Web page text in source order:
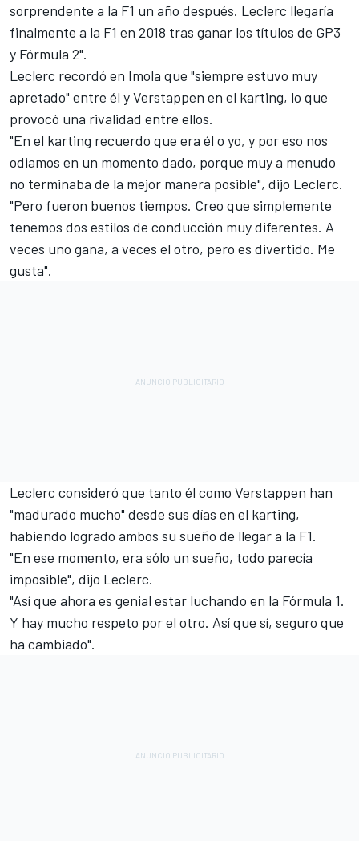
sorprendente a la F1 un año después. Leclerc llegaría
finalmente a la F1 en 2018 tras ganar los títulos de GP3
y Fórmula 2".
Leclerc recordó en Imola que "siempre estuvo muy
apretado" entre él y Verstappen en el karting, lo que
provocó una rivalidad entre ellos.
"En el karting recuerdo que era él o yo, y por eso nos
odiamos en un momento dado, porque muy a menudo
no terminaba de la mejor manera posible", dijo Leclerc.
"Pero fueron buenos tiempos. Creo que simplemente
tenemos dos estilos de conducción muy diferentes. A
veces uno gana, a veces el otro, pero es divertido. Me
gusta".
Leclerc consideró que tanto él como Verstappen han
"madurado mucho" desde sus días en el karting,
habiendo logrado ambos su sueño de llegar a la F1.
"En ese momento, era sólo un sueño, todo parecía
imposible", dijo Leclerc.
"Así que ahora es genial estar luchando en la Fórmula 1.
Y hay mucho respeto por el otro. Así que sí, seguro que
ha cambiado".